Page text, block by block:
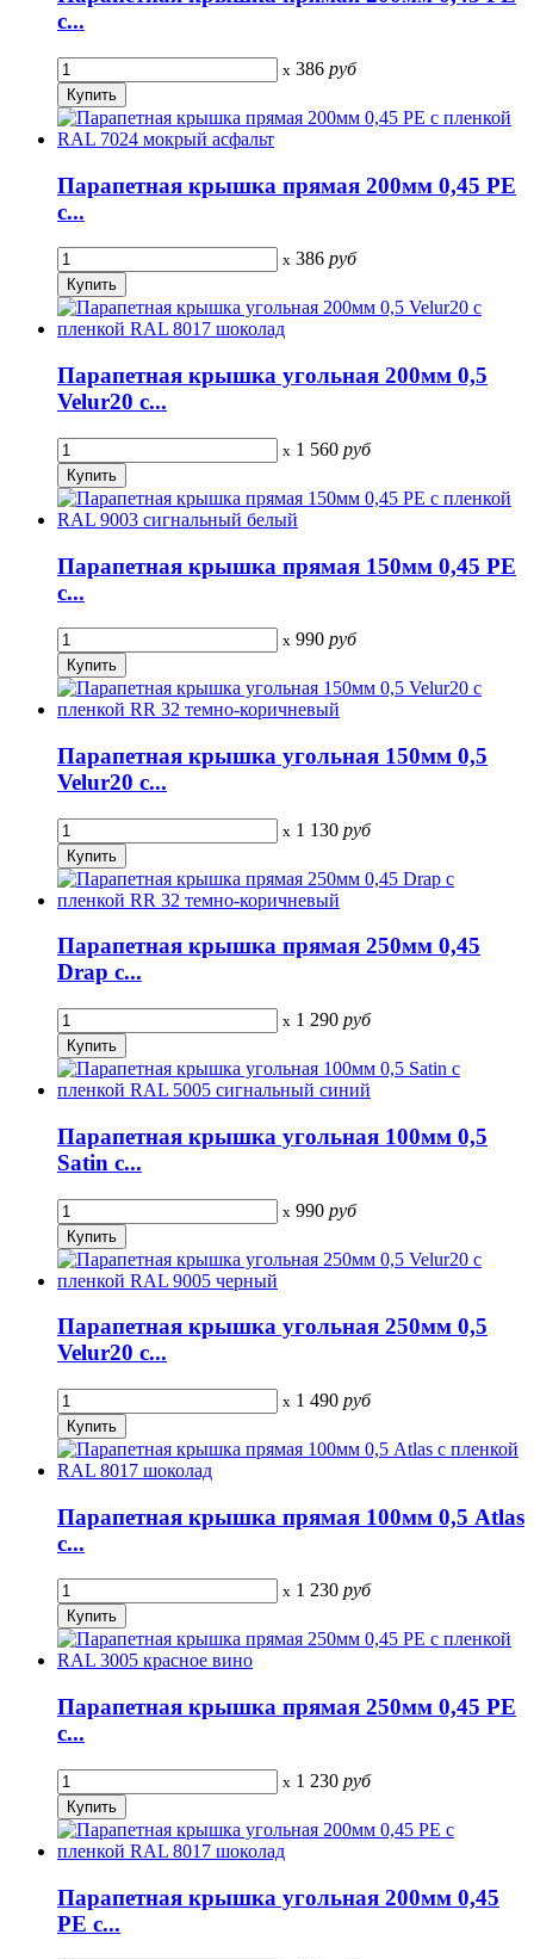
с...
x 386 руб
Парапетная крышка прямая 200мм 0,45 PE
с...
x 386 руб
Парапетная крышка угольная 200мм 0,5
Velur20 с...
x 1 560 руб
Парапетная крышка прямая 150мм 0,45 PE
с...
x 990 руб
Парапетная крышка угольная 150мм 0,5
Velur20 с...
x 1 130 руб
Парапетная крышка прямая 250мм 0,45
Drap с...
x 1 290 руб
Парапетная крышка угольная 100мм 0,5
Satin с...
x 990 руб
Парапетная крышка угольная 250мм 0,5
Velur20 с...
x 1 490 руб
Парапетная крышка прямая 100мм 0,5 Atlas
с...
x 1 230 руб
Парапетная крышка прямая 250мм 0,45 PE
с...
x 1 230 руб
Парапетная крышка угольная 200мм 0,45
PE с...